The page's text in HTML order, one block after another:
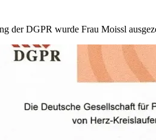
der DGPR wurde Frau Moissl